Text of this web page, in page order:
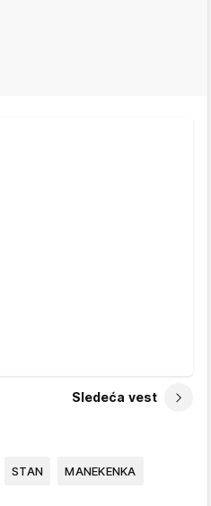
Sledeća vest
STAN MANEKENKA